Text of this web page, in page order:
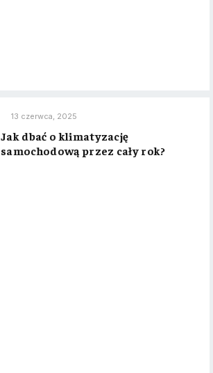
13 czerwca, 2025
Jak dbać o klimatyzację
samochodową przez cały rok?